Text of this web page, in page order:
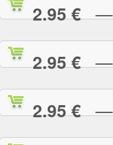
2.95 €—
2.95 €—
2.95 €—